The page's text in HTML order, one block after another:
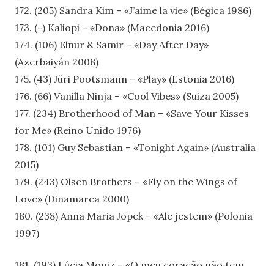
172. (205) Sandra Kim – «J’aime la vie» (Bégica 1986)
173. (-) Kaliopi – «Dona» (Macedonia 2016)
174. (106) Elnur & Samir – «Day After Day»
(Azerbaiyán 2008)
175. (43) Jüri Pootsmann – «Play» (Estonia 2016)
176. (66) Vanilla Ninja – «Cool Vibes» (Suiza 2005)
177. (234) Brotherhood of Man – «Save Your Kisses
for Me» (Reino Unido 1976)
178. (101) Guy Sebastian – «Tonight Again» (Australia
2015)
179. (243) Olsen Brothers – «Fly on the Wings of
Love» (Dinamarca 2000)
180. (238) Anna Maria Jopek – «Ale jestem» (Polonia
1997)